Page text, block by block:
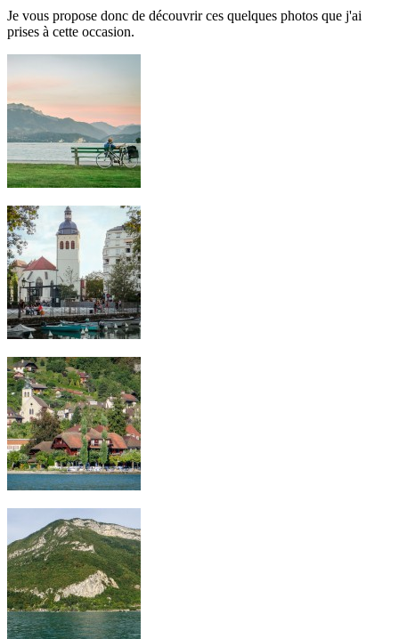
Je vous propose donc de découvrir ces quelques photos que j'ai
prises à cette occasion.